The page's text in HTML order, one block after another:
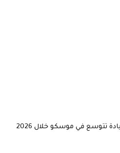
تتوسع في موسكو خلال 2026